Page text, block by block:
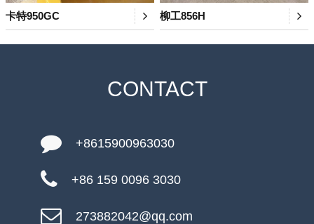
卡特950GC 柳工856H
CONTACT
+8615900963030
+86 159 0096 3030
273882042@qq.com